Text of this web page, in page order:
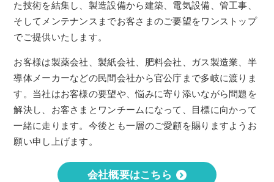
た技術を結集し、製造設備から建築、電気設備、管工事、
そしてメンテナンスまでお客さまのご要望をワンストップ
でご提供いたします。
お客様は製薬会社、製紙会社、肥料会社、ガス製造業、半
導体メーカーなどの民間会社から官公庁まで多岐に渡りま
す。当社はお客様の要望や、悩みに寄り添いながら問題を
解決し、お客さまとワンチームになって、目標に向かって
一緒に走ります。今後とも一層のご愛顧を賜りますようお
願い申し上げます。
会社概要はこちら